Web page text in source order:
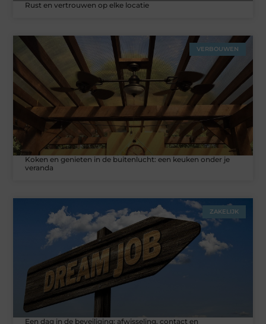
Rust en vertrouwen op elke locatie
VERBOUWEN
Koken en genieten in de buitenlucht: een keuken onder je
veranda
ZAKELIJK
Een dag in de beveiliging: afwisseling, contact en